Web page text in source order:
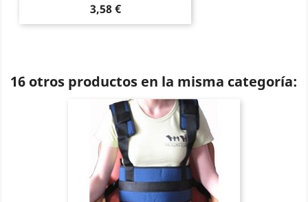
Precio
3,58 €
16 otros productos en la misma categoría: